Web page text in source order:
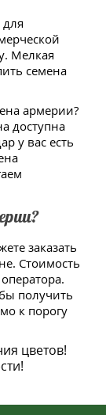
Мелкая
семена
армерии?
доступна
у вас есть
заказать
Стоимость
получить
к порогу
цветов!